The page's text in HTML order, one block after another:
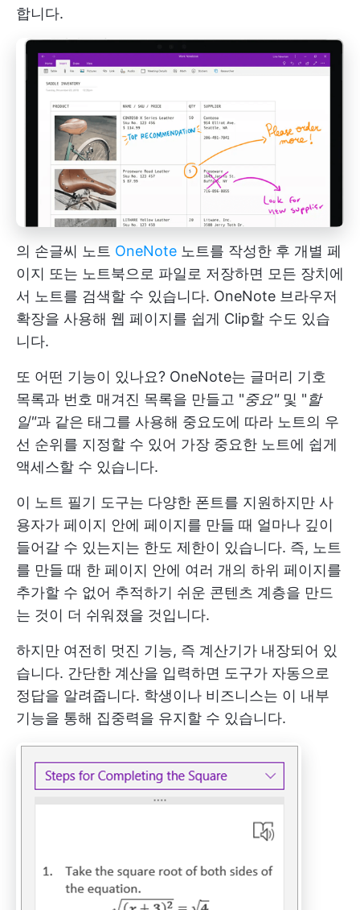
합니다.
의 손글씨 노트 OneNote 노트를 작성한 후 개별 페
이지 또는 노트북으로 파일로 저장하면 모든 장치에
서 노트를 검색할 수 있습니다. OneNote 브라우저
확장을 사용해 웹 페이지를 쉽게 Clip할 수도 있습
니다.
또 어떤 기능이 있나요? OneNote는 글머리 기호
목록과 번호 매겨진 목록을 만들고 "중요"및 " 할
일"과 같은 태그를 사용해 중요도에 따라 노트의 우
선 순위를 지정할 수 있어 가장 중요한 노트에 쉽게
액세스할 수 있습니다.
이 노트 필기 도구는 다양한 폰트를 지원하지만 사
용자가 페이지 안에 페이지를 만들 때 얼마나 깊이
들어갈 수 있는지는 한도 제한이 있습니다. 즉, 노트
를 만들 때 한 페이지 안에 여러 개의 하위 페이지를
추가할 수 없어 추적하기 쉬운 콘텐츠 계층을 만드
는 것이 더 쉬워졌을 것입니다.
하지만 여전히 멋진 기능, 즉 계산기가 내장되어 있
습니다. 간단한 계산을 입력하면 도구가 자동으로
정답을 알려줍니다. 학생이나 비즈니스는 이 내부
기능을 통해 집중력을 유지할 수 있습니다.